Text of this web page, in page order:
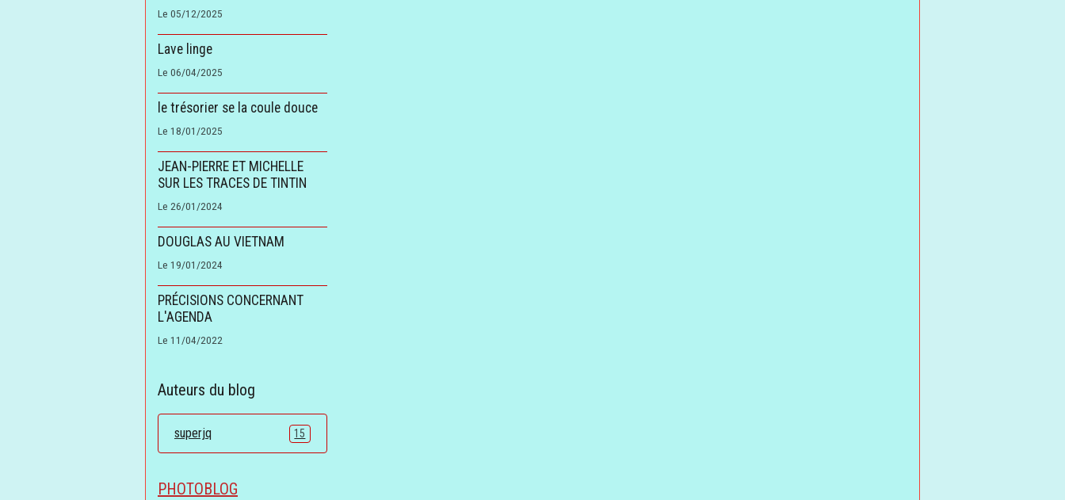
Le 05/12/2025
Lave linge
Le 06/04/2025
le trésorier se la coule douce
Le 18/01/2025
JEAN-PIERRE ET MICHELLE
SUR LES TRACES DE TINTIN
Le 26/01/2024
DOUGLAS AU VIETNAM
Le 19/01/2024
PRÉCISIONS CONCERNANT
L'AGENDA
Le 11/04/2022
Auteurs du blog
superjq 15
PHOTOBLOG